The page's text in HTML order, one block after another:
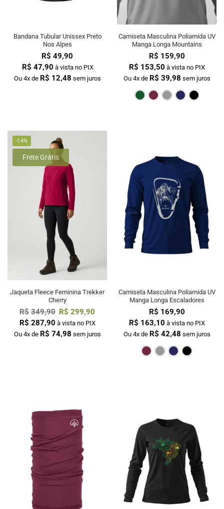
Bandana Tubular Unissex Preto
Nos Alpes
R$ 49,90
R$ 47,90 à vista no PIX
Ou 4x de R$ 12,48 sem juros
Camiseta Masculina Poliamida UV
Manga Longa Mountains
R$ 159,90
R$ 153,50 à vista no PIX
Ou 4x de R$ 39,98 sem juros
Verde Escuro
Bordô
-14%
Frete Grátis
Jaqueta Fleece Feminina Trekker
Cherry
R$ 349,90 R$ 299,90
R$ 287,90 à vista no PIX
Ou 4x de R$ 74,98 sem juros
Camiseta Masculina Poliamida UV
Manga Longa Escaladores
R$ 169,90
R$ 163,10 à vista no PIX
Ou 4x de R$ 42,48 sem juros
Bordô